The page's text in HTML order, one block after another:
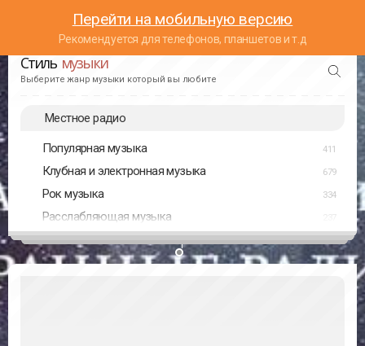
Перейти на мобильную версию
Рекомендуется для телефонов, планшетов и т.д
Стиль музыки
Выберите жанр музыки который вы любите
Местное радио
Популярная музыка 411
Клубная и электронная музыка 679
Рок музыка 334
Расслабляющая музыка